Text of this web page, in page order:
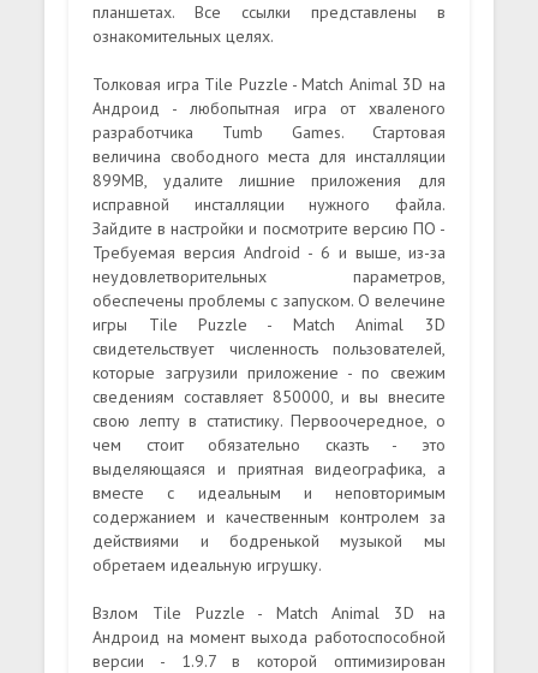
планшетах. Все ссылки представлены в
ознакомительных целях.
Толковая игра Tile Puzzle - Match Animal 3D на
Андроид - любопытная игра от хваленого
разработчика Tumb Games. Стартовая
величина свободного места для инсталляции
899MB, удалите лишние приложения для
исправной инсталляции нужного файла.
Зайдите в настройки и посмотрите версию ПО -
Требуемая версия Android - 6 и выше, из-за
неудовлетворительных параметров,
обеспечены проблемы с запуском. О велечине
игры Tile Puzzle - Match Animal 3D
свидетельствует численность пользователей,
которые загрузили приложение - по свежим
сведениям составляет 850000, и вы внесите
свою лепту в статистику. Первоочередное, о
чем стоит обязательно сказть - это
выделяющаяся и приятная видеографика, а
вместе с идеальным и неповторимым
содержанием и качественным контролем за
действиями и бодренькой музыкой мы
обретаем идеальную игрушку.
Взлом Tile Puzzle - Match Animal 3D на
Андроид на момент выхода работоспособной
версии - 1.9.7 в которой оптимизирован